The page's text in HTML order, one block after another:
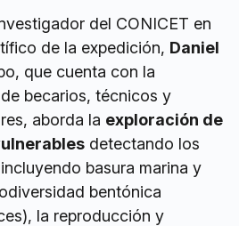
del CONICET en
de la expedición, Daniel
que cuenta con la
becarios, técnicos y
aborda la exploración de
detectando los
basura marina y
bentónica
la reproducción y